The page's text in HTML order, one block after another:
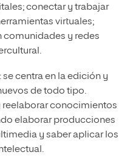
conectar y trabajar
virtuales;
comunidades y redes
se centra en la edición y
de todo tipo.
reelaborar conocimientos
elaborar producciones
y saber aplicar los